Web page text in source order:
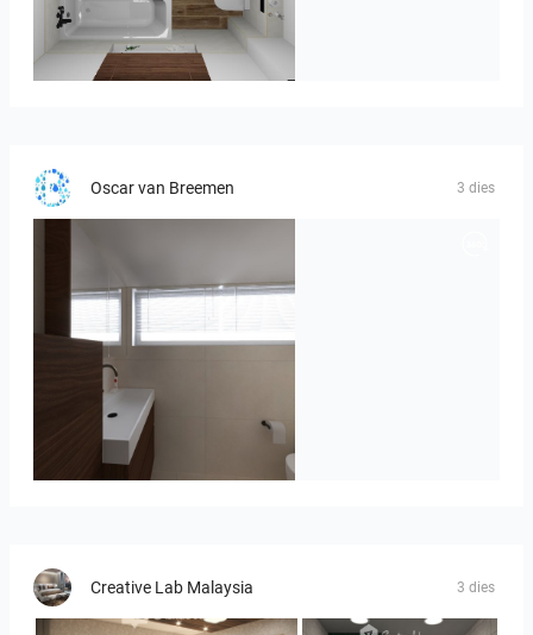
Kreideweiß
Oscar van Breemen 3 dies
Badkamerhuis
Creative Lab Malaysia 3 dies